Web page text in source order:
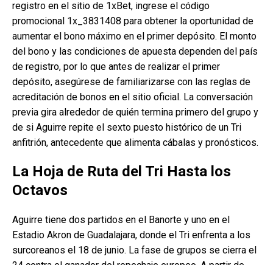
registro en el sitio de 1xBet, ingrese el código
promocional 1x_3831408 para obtener la oportunidad de
aumentar el bono máximo en el primer depósito. El monto
del bono y las condiciones de apuesta dependen del país
de registro, por lo que antes de realizar el primer
depósito, asegúrese de familiarizarse con las reglas de
acreditación de bonos en el sitio oficial. La conversación
previa gira alrededor de quién termina primero del grupo y
de si Aguirre repite el sexto puesto histórico de un Tri
anfitrión, antecedente que alimenta cábalas y pronósticos.
La Hoja de Ruta del Tri Hasta los
Octavos
Aguirre tiene dos partidos en el Banorte y uno en el
Estadio Akron de Guadalajara, donde el Tri enfrenta a los
surcoreanos el 18 de junio. La fase de grupos se cierra el